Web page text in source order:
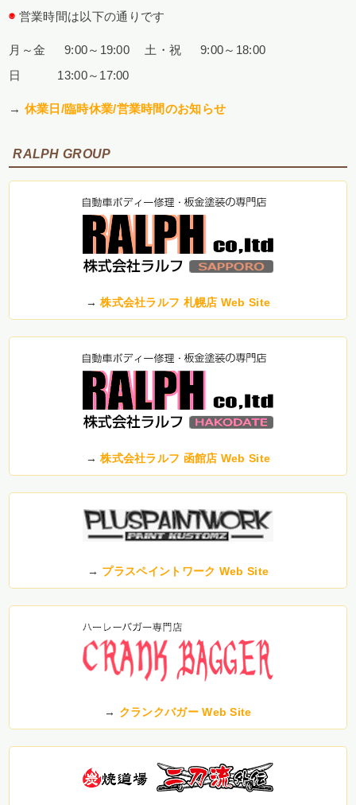
◉ 営業時間は以下の通りです
月～金 9:00～19:00
土・祝 9:00～18:00
日 13:00～17:00
→ 休業日/臨時休業/営業時間のお知らせ
RALPH GROUP
→株式会社ラルフ 札幌店 Web Site
→株式会社ラルフ 函館店 Web Site
→ プラスペイントワーク Web Site
→ クランクバガー Web Site